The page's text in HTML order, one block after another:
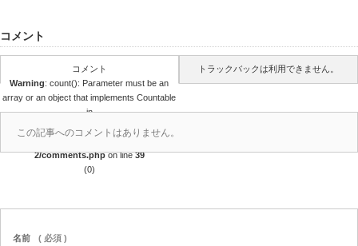
コメント
コメント
Warning: count(): Parameter must be an
array or an object that implements Countable
in
/home/r4688280/public_html/takedataro.c
2/comments.phpon line39
(0)
トラックバックは利用できません。
この記事へのコメントはありません。
名前 ( 必須 )